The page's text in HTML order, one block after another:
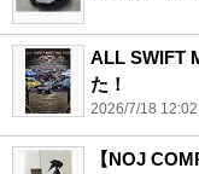
ALL SWIFT
た！
2026/7/18 12:02
【NOJ